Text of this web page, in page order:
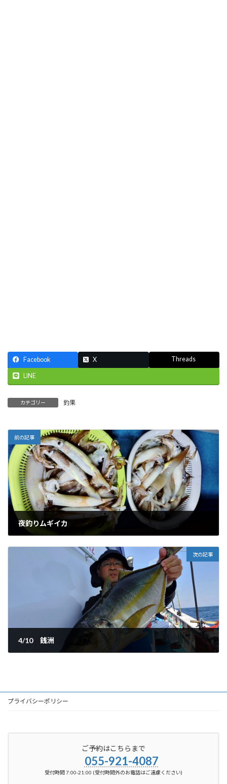
Facebook X Threads
LINE
カテゴリー 釣果
前の記事
夜釣りムギイカ
次の記事
4/10 銭洲
プライバシーポリシー
ご予約はこちらまで
055-921-4087
受付時間 7:00-21:00 (受付時間外のお電話はご遠慮ください)